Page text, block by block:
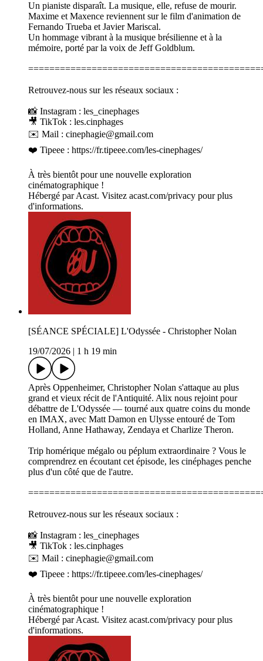
Un pianiste disparaît. La musique, elle, refuse de mourir.
Maxime et Maxence reviennent sur le film d'animation de
Fernando Trueba et Javier Mariscal.
Un hommage vibrant à la musique brésilienne et à la
mémoire, porté par la voix de Jeff Goldblum.
Retrouvez-nous sur les réseaux sociaux :
📸 Instagram : les_cinephages
🎥 TikTok : les.cinphages
✉️ Mail : cinephagie@gmail.com
❤️ Tipeee : https://fr.tipeee.com/les-cinephages/
À très bientôt pour une nouvelle exploration
cinématographique !
Hébergé par Acast. Visitez acast.com/privacy pour plus
d'informations.
[SÉANCE SPÉCIALE] L'Odyssée - Christopher Nolan
19/07/2026
1 h 19 min
Après Oppenheimer, Christopher Nolan s'attaque au plus
grand et vieux récit de l'Antiquité. Alix nous rejoint pour
débattre de L'Odyssée — tourné aux quatre coins du monde
en IMAX, avec Matt Damon en Ulysse entouré de Tom
Holland, Anne Hathaway, Zendaya et Charlize Theron.
Trip homérique mégalo ou péplum extraordinaire ? Vous le
comprendrez en écoutant cet épisode, les cinéphages penche
plus d'un côté que de l'autre.
Retrouvez-nous sur les réseaux sociaux :
📸 Instagram : les_cinephages
🎥 TikTok : les.cinphages
✉️ Mail : cinephagie@gmail.com
❤️ Tipeee : https://fr.tipeee.com/les-cinephages/
À très bientôt pour une nouvelle exploration
cinématographique !
Hébergé par Acast. Visitez acast.com/privacy pour plus
d'informations.